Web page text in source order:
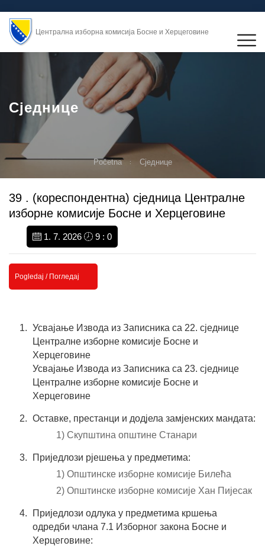
Централна изборна комисија Босне и Херцеговине
Сједнице
Početna Сједнице
39 . (кореспондентна) сједница Централне
изборне комисије Босне и Херцеговине
1. 7. 2026 9 : 0
Pogledaj / Погледај
Усвајање Извода из Записника са 22. сједнице
Централне изборне комисије Босне и
Херцеговине
Усвајање Извода из Записника са 23. сједнице
Централне изборне комисије Босне и
Херцеговине
Оставке, престанци и додјела замјенских мандата:
1) Скупштина општине Станари
Приједлози рјешења у предметима:
1) Општинске изборне комисије Билећа
2) Општинске изборне комисије Хан Пијесак
Приједлози одлука у предметима кршења
одредби члана 7.1 Изборног закона Босне и
Херцеговине: